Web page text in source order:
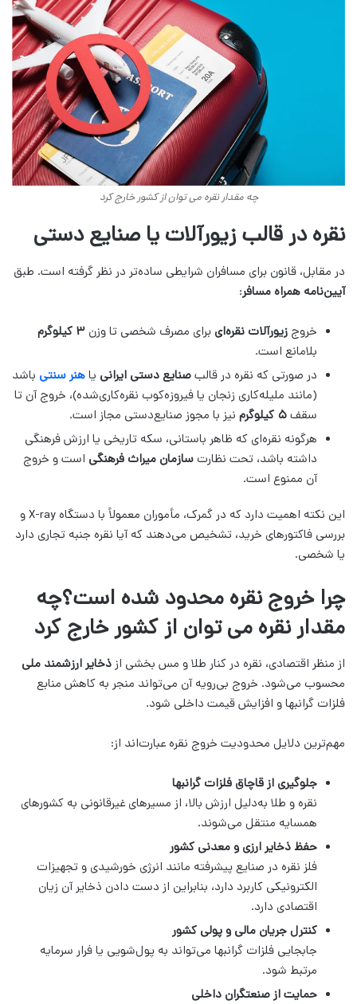
چه مقدار نقره می توان از کشور خارج کرد
نقره در قالب زیورآلات یا صنایع دستی
در مقابل، قانون برای مسافران شرایطی ساده‌تر در نظر گرفته است. طبق
آیین‌نامه همراه مسافر:
خروج زیورآلات نقره‌ای برای مصرف شخصی تا وزن ۳ کیلوگرم
بلامانع است.
در صورتی که نقره در قالبصنایع دستی ایرانی یاهنر سنتی باشد
(مانند ملیله‌کاری زنجان یا فیروزه‌کوب نقره‌کاری‌شده)، خروج آن تا
سقف۵ کیلوگرم
نیز با مجوز صنایع‌دستی مجاز است.
هرگونه نقره‌ای که ظاهر باستانی، سکه تاریخی یا ارزش فرهنگی
داشته باشد، تحت نظارت سازمان میراث فرهنگی است و خروج
آن ممنوع است.
این نکته اهمیت دارد که در گمرک، مأموران معمولاً با دستگاه X-ray و
بررسی فاکتورهای خرید، تشخیص می‌دهند که آیا نقره جنبه تجاری دارد
یا شخصی.
چرا خروج نقره محدود شده است؟چه
مقدار نقره می توان از کشور خارج کرد
از منظر اقتصادی، نقره در کنار طلا و مس بخشی ازذخایر ارزشمند ملی
محسوب می‌شود. خروج بی‌رویه آن می‌تواند منجر به کاهش منابع
فلزات گرانبها و افزایش قیمت داخلی شود.
مهم‌ترین دلایل محدودیت خروج نقره عبارت‌اند از:
جلوگیری از قاچاق فلزات گرانبها
نقره و طلا به‌دلیل ارزش بالا، از مسیرهای غیرقانونی به کشورهای
همسایه منتقل می‌شوند.
حفظ ذخایر ارزی و معدنی کشور
فلز نقره در صنایع پیشرفته مانند انرژی خورشیدی و تجهیزات
الکترونیکی کاربرد دارد، بنابراین از دست دادن ذخایر آن زیان
اقتصادی دارد.
کنترل جریان مالی و پولی کشور
جابجایی فلزات گرانبها می‌تواند به پول‌شویی یا فرار سرمایه
مرتبط شود.
حمایت از صنعتگران داخلی